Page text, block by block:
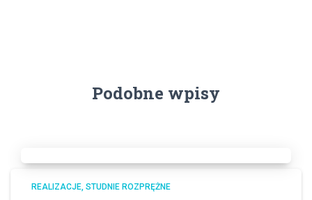
Podobne wpisy
REALIZACJE STUDNIE ROZPRĘŻNE